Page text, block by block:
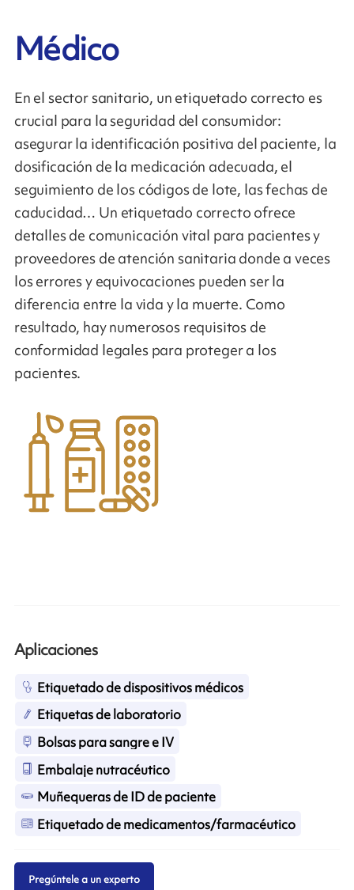
Médico
En el sector sanitario, un etiquetado correcto es
crucial para la seguridad del consumidor:
asegurar la identificación positiva del paciente, la
dosificación de la medicación adecuada, el
seguimiento de los códigos de lote, las fechas de
caducidad… Un etiquetado correcto ofrece
detalles de comunicación vital para pacientes y
proveedores de atención sanitaria donde a veces
los errores y equivocaciones pueden ser la
diferencia entre la vida y la muerte. Como
resultado, hay numerosos requisitos de
conformidad legales para proteger a los
pacientes.
Aplicaciones
Etiquetado de dispositivos médicos
Etiquetas de laboratorio
Bolsas para sangre e IV
Embalaje nutracéutico
Muñequeras de ID de paciente
Etiquetado de medicamentos/farmacéutico
Pregúntele a un experto